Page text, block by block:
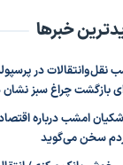
خبرها
نقل‌وانتقالات در
بازگشت چراغ سبز نشان
امشب درباره
سخن می‌گوید